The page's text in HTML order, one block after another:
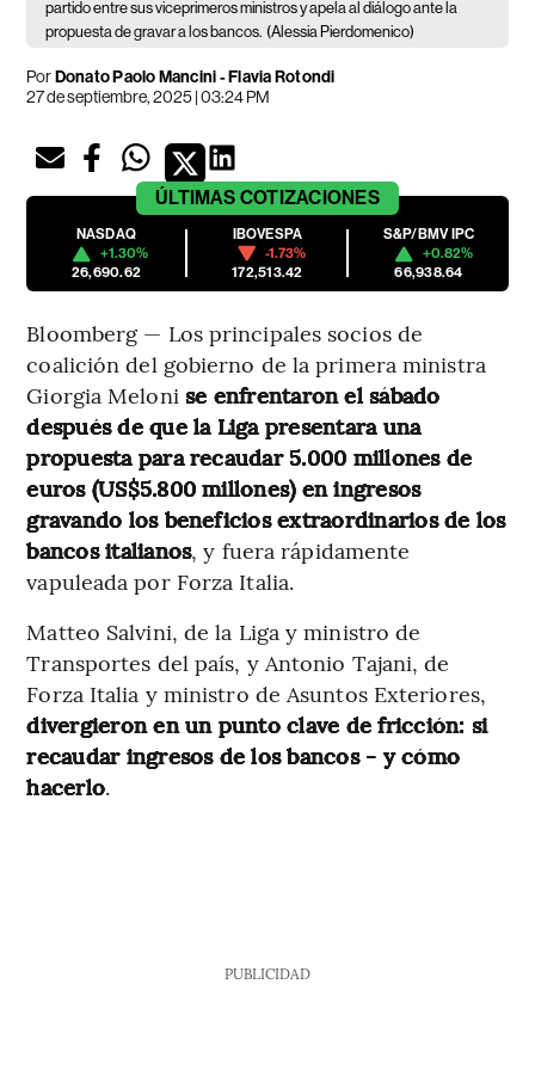
partido entre sus viceprimeros ministros y apela al diálogo ante la
propuesta de gravar a los bancos. (Alessia Pierdomenico)
PorDonato Paolo Mancini - Flavia Rotondi
27 de septiembre, 2025 | 03:24 PM
ÚLTIMAS COTIZACIONES
NASDAQ
+1.30%
26,690.62
IBOVESPA
-1.73%
172,513.42
S&P/BMV IPC
+0.82%
66,938.64
Bloomberg — Los principales socios de
coalición del gobierno de la primera ministra
Giorgia Meloni se enfrentaron el sábado
después de que la Liga presentara una
propuesta para recaudar 5.000 millones de
euros (US$5.800 millones) en ingresos
gravando los beneficios extraordinarios de los
bancos italianos, y fuera rápidamente
vapuleada por Forza Italia.
Matteo Salvini, de la Liga y ministro de
Transportes del país, y Antonio Tajani, de
Forza Italia y ministro de Asuntos Exteriores,
divergieron en un punto clave de fricción: si
recaudar ingresos de los bancos - y cómo
hacerlo.
PUBLICIDAD